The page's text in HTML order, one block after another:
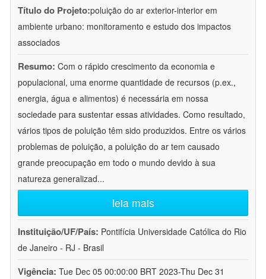
Título do Projeto:poluição do ar exterior-interior em
ambiente urbano: monitoramento e estudo dos impactos
associados
Resumo: Com o rápido crescimento da economia e
populacional, uma enorme quantidade de recursos (p.ex.,
energia, água e alimentos) é necessária em nossa
sociedade para sustentar essas atividades. Como resultado,
vários tipos de poluição têm sido produzidos. Entre os vários
problemas de poluição, a poluição do ar tem causado
grande preocupação em todo o mundo devido à sua
natureza generalizad...
leia mais
Instituição/UF/País: Pontifícia Universidade Católica do Rio
de Janeiro - RJ - Brasil
Vigência: Tue Dec 05 00:00:00 BRT 2023-Thu Dec 31